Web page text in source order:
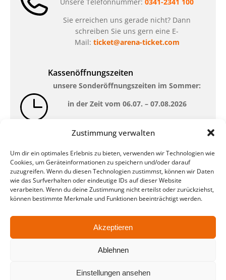
Zustimmung verwalten
Um dir ein optimales Erlebnis zu bieten, verwenden wir Technologien wie
Cookies, um Geräteinformationen zu speichern und/oder darauf
zuzugreifen. Wenn du diesen Technologien zustimmst, können wir Daten
wie das Surfverhalten oder eindeutige IDs auf dieser Website
verarbeiten. Wenn du deine Zustimmung nicht erteilst oder zurückziehst,
können bestimmte Merkmale und Funktionen beeinträchtigt werden.
Akzeptieren
Ablehnen
Einstellungen ansehen
Sie erreichen uns gerade nicht? Dann
schreiben Sie uns gern eine E-
Mail: ticket@arena-ticket.com
Kassenöffnungszeiten
unsere Sonderöffnungszeiten im Sommer:
in der Zeit vom 06.07. – 07.08.2026
geschlossen
Standort
QUARTERBACK Immobilien ARENA
Am Sportforum 2, 04105 Leipzig
Nahverkehr: Straßenbahn Linien 3, 4, 7, 8, 15
Parken ist während des Ticketkaufs möglich.